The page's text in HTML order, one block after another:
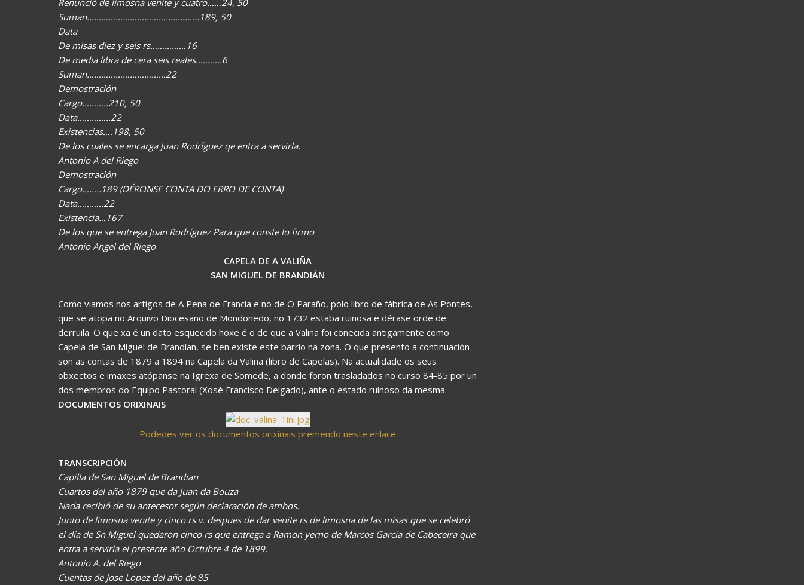
Renunció de limosna venite y cuatro……24, 50
Suman………………………………………..189, 50
Data
De misas diez y seis rs……………16
De media libra de cera seis reales………..6
Suman……………………………22
Demostración
Cargo………..210, 50
Data…………..22
Existencias….198, 50
De los cuales se encarga Juan Rodríguez qe entra a servirla.
Antonio A del Riego
Demostración
Cargo……..189 (DÉRONSE CONTA DO ERRO DE CONTA)
Data………..22
Existencia…167
De los que se entrega Juan Rodríguez Para que conste lo firmo
Antonio Angel del Riego
CAPELA DE A VALIÑA
SAN MIGUEL DE BRANDIÁN
Como viamos nos artigos de A Pena de Francia e no de O Paraño, polo libro de fábrica de As Pontes,
que se atopa no Arquivo Diocesano de Mondoñedo, no 1732 estaba ruinosa e dérase orde de
derruila. O que xa é un dato esquecido hoxe é o de que a Valiña foi coñecida antigamente como
Capela de San Miguel de Brandían, se ben existe este barrio na zona. O que presento a continuación
son as contas de 1879 a 1894 na Capela da Valiña (libro de Capelas). Na actualidade os seus
obxectos e imaxes atópanse na Igrexa de Somede, a donde foron trasladados no curso 84-85 por un
dos membros do Equipo Pastoral (Xosé Francisco Delgado), ante o estado ruinoso da mesma.
DOCUMENTOS ORIXINAIS
Podedes ver os documentos orixinais premendo neste enlace
TRANSCRIPCIÓN
Capilla de San Miguel de Brandian
Cuartos del año 1879 que da Juan da Bouza
Nada recibió de su antecesor según declaración de ambos.
Junto de limosna venite y cinco rs v. despues de dar venite rs de limosna de las misas que se celebró
el día de Sn Miguel quedaron cinco rs que entrega a Ramon yerno de Marcos García de Cabeceira que
entra a servirla el presente año Octubre 4 de 1899.
Antonio A. del Riego
Cuentas de Jose Lopez del año de 85